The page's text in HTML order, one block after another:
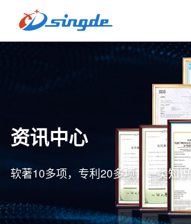
资讯中心
软著10多项，专利20多项，一类知